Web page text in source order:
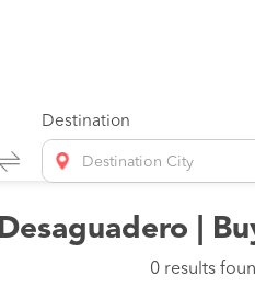
Destination
Destination City
|
0 results